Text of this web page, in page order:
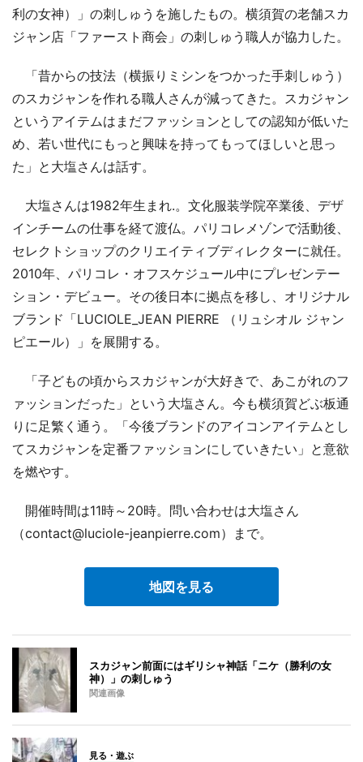
利の女神）」の刺しゅうを施したもの。横須賀の老舗スカ
ジャン店「ファースト商会」の刺しゅう職人が協力した。
「昔からの技法（横振りミシンをつかった手刺しゅう）
のスカジャンを作れる職人さんが減ってきた。スカジャン
というアイテムはまだファッションとしての認知が低いた
め、若い世代にもっと興味を持ってもってほしいと思っ
た」と大塩さんは話す。
大塩さんは1982年生まれ.。文化服装学院卒業後、デザ
インチームの仕事を経て渡仏。パリコレメゾンで活動後、
セレクトショップのクリエイティブディレクターに就任。
2010年、パリコレ・オフスケジュール中にプレゼンテー
ション・デビュー。その後日本に拠点を移し、オリジナル
ブランド「LUCIOLE_JEAN PIERRE （リュシオル ジャン
ピエール）」を展開する。
「子どもの頃からスカジャンが大好きで、あこがれのフ
ァッションだった」という大塩さん。今も横須賀どぶ板通
りに足繁く通う。「今後ブランドのアイコンアイテムとし
てスカジャンを定番ファッションにしていきたい」と意欲
を燃やす。
開催時間は11時～20時。問い合わせは大塩さん
（contact@luciole-jeanpierre.com）まで。
地図を見る
スカジャン前面にはギリシャ神話「ニケ（勝利の女
神）」の刺しゅう
関連画像
見る・遊ぶ